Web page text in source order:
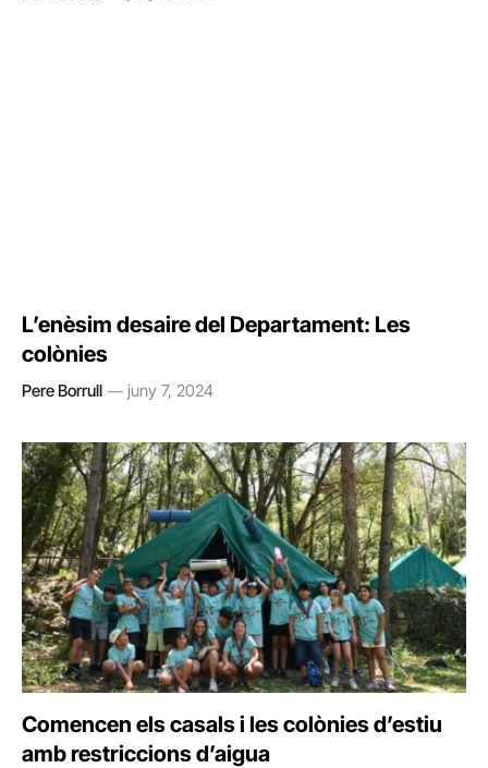
L’enèsim desaire del Departament: Les
colònies
Pere Borrull juny 7, 2024
Comencen els casals i les colònies d’estiu
amb restriccions d’aigua